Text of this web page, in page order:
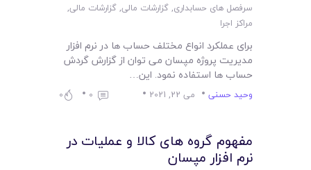
سرفصل های حسابداری,گزارشات مالی,گزارشات مالی,
مراکز اجرا
برای عملکرد انواع مختلف حساب ها در نرم افزار
مدیریت پروژه مپسان می توان از گزارش گردش
حساب ها استفاده نمود. این…
وحید حسنی می 22, 2021 0
0
مفهوم گروه های کالا و عملیات در
نرم افزار مپسان